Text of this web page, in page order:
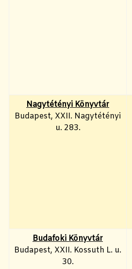
Nagytétényi Könyvtár
Budapest, XXII. Nagytétényi
u. 283.
Budafoki Könyvtár
Budapest, XXII. Kossuth L. u.
30.